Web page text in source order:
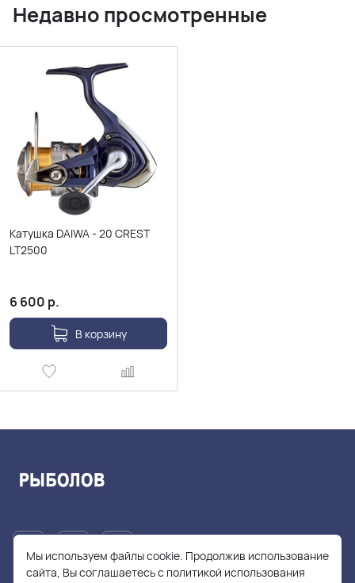
Недавно просмотренные
Катушка DAIWA - 20 CREST
LT2500
6 600 р.
В корзину
Мы используем файлы cookie. Продолжив использование
сайта, Вы соглашаетесь с политикой использования